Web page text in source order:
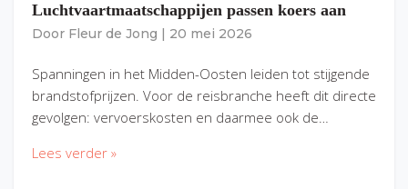
Luchtvaartmaatschappijen passen koers aan
Door Fleur de Jong 20 mei 2026
Spanningen in het Midden-Oosten leiden tot stijgende
brandstofprijzen. Voor de reisbranche heeft dit directe
gevolgen: vervoerskosten en daarmee ook de…
Lees verder »